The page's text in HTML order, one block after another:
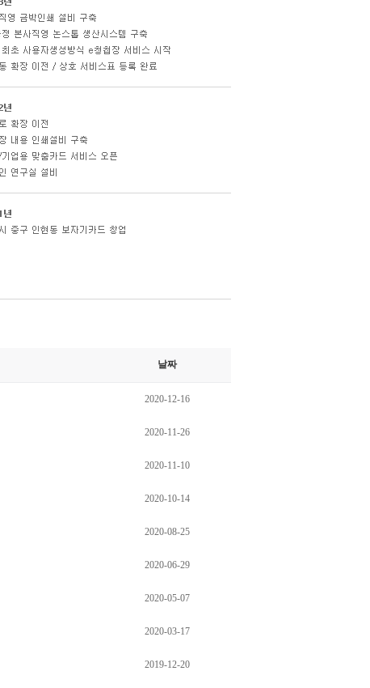
날짜
2020-12-16
2020-11-26
2020-11-10
2020-10-14
2020-08-25
2020-06-29
2020-05-07
2020-03-17
2019-12-20